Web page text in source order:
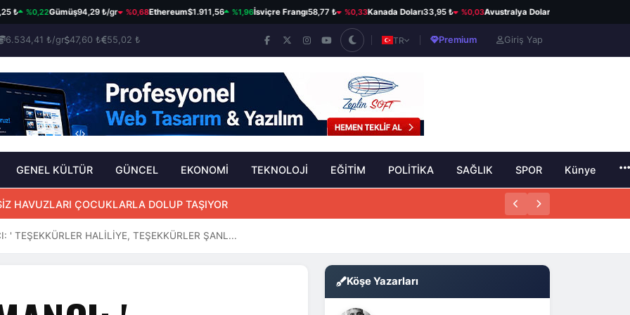
%0,22Gümüş94,29 ₺/gr %0,68Ethereum$1.911,56 %1,96İsviçre Frangı58,77 ₺ %0,33Kanada Doları33,95 ₺ %0,03Avustralya Doları33,52 ₺
6.534,41 ₺/gr 47,60 ₺ 55,02 ₺ TR Premium Giriş Yap
GENEL KÜLTÜR GÜNCEL EKONOMİ TEKNOLOJİ EĞİTİM POLİTİKA SAĞLIK SPOR Künye
HAVUZLARI ÇOCUKLARLA DOLUP TAŞIYOR
' TEŞEKKÜRLER HALİLİYE, TEŞEKKÜRLER ŞANL...
Köşe Yazarları